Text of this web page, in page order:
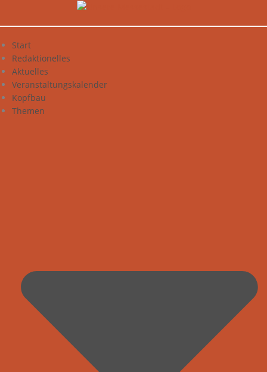
Start
Redaktionelles
Aktuelles
Veranstaltungskalender
Kopfbau
Themen